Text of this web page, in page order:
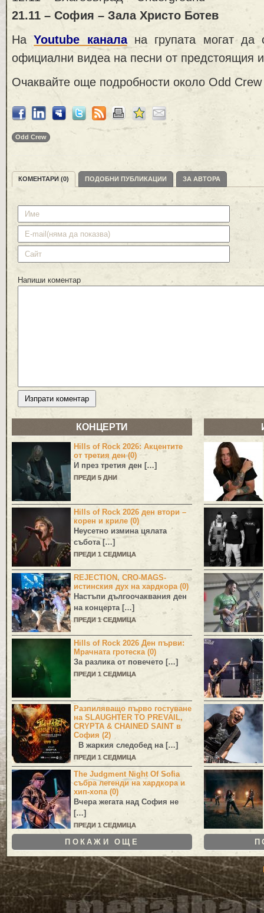
21.11 – София – Зала Христо Ботев
НаYoutube каналана групата могат да
официални видеа на песни от предстоящия
Очаквайте още подробности около Odd Crew
Odd Crew
КОМЕНТАРИ (0) ПОДОБНИ ПУБЛИКАЦИИ ЗА АВТОРА
Напиши коментар
КОНЦЕРТИ
Hills of Rock 2026: Акцентите
от третия ден (0)
И през третия ден […]
ПРЕДИ 5 ДНИ
Hills of Rock 2026 ден втори –
корен и криле (0)
Неусетно измина цялата
събота […]
ПРЕДИ 1 СЕДМИЦА
REJECTION, CRO-MAGS-
истинския дух на хардкора (0)
Настъпи дългоочаквания ден
на концерта […]
ПРЕДИ 1 СЕДМИЦА
Hills of Rock 2026 Ден първи:
Мрачната гротеска (0)
За разлика от повечето […]
ПРЕДИ 1 СЕДМИЦА
Разпиляващо първо гостуване
на SLAUGHTER TO PREVAIL,
CRYPTA & CHAINED SAINT в
София (2)
В жаркия следобед на […]
ПРЕДИ 1 СЕДМИЦА
The Judgment Night Of Sofia
събра легенди на хардкора и
хип-хопа (0)
Вчера жегата над София не
[…]
ПРЕДИ 1 СЕДМИЦА
ПОКАЖИ ОЩЕ